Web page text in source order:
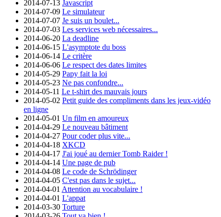
2014-07-13 Javascript
2014-07-09 Le simulateur
2014-07-07 Je suis un boulet...
2014-07-03 Les services web nécessaires...
2014-06-20 La deadline
2014-06-15 L'asymptote du boss
2014-06-14 Le critère
2014-06-06 Le respect des dates limites
2014-05-29 Papy fait la loi
2014-05-23 Ne pas confondre...
2014-05-11 Le t-shirt des mauvais jours
2014-05-02 Petit guide des compliments dans les jeux-vidéo
en ligne
2014-05-01 Un film en amoureux
2014-04-29 Le nouveau bâtiment
2014-04-27 Pour coder plus vite...
2014-04-18 XKCD
2014-04-17 J'ai joué au dernier Tomb Raider !
2014-04-14 Une page de pub
2014-04-08 Le code de Schrödinger
2014-04-05 C'est pas dans le sujet...
2014-04-01 Attention au vocabulaire !
2014-04-01 L'appat
2014-03-30 Torture